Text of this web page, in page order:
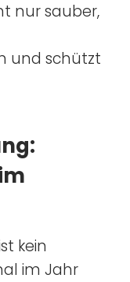
nur sauber,
und schützt
kein
im Jahr